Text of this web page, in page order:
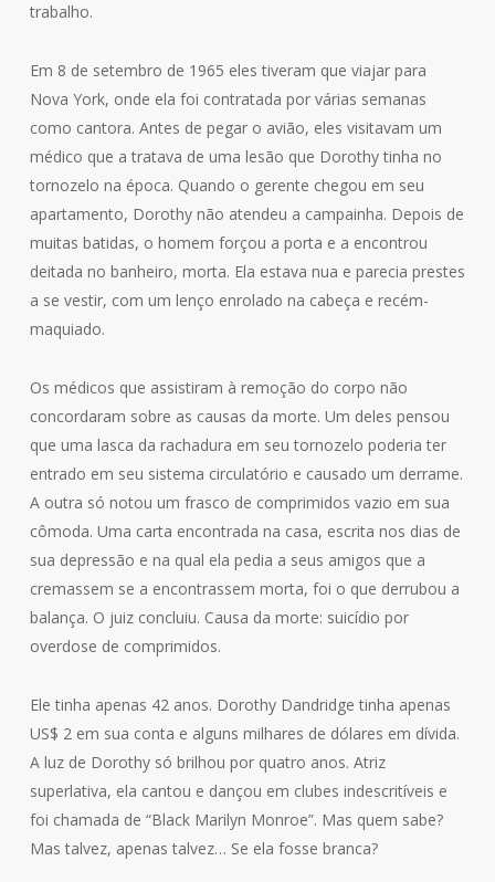
trabalho.
Em 8 de setembro de 1965 eles tiveram que viajar para
Nova York, onde ela foi contratada por várias semanas
como cantora. Antes de pegar o avião, eles visitavam um
médico que a tratava de uma lesão que Dorothy tinha no
tornozelo na época. Quando o gerente chegou em seu
apartamento, Dorothy não atendeu a campainha. Depois de
muitas batidas, o homem forçou a porta e a encontrou
deitada no banheiro, morta. Ela estava nua e parecia prestes
a se vestir, com um lenço enrolado na cabeça e recém-
maquiado.
Os médicos que assistiram à remoção do corpo não
concordaram sobre as causas da morte. Um deles pensou
que uma lasca da rachadura em seu tornozelo poderia ter
entrado em seu sistema circulatório e causado um derrame.
A outra só notou um frasco de comprimidos vazio em sua
cômoda. Uma carta encontrada na casa, escrita nos dias de
sua depressão e na qual ela pedia a seus amigos que a
cremassem se a encontrassem morta, foi o que derrubou a
balança. O juiz concluiu. Causa da morte: suicídio por
overdose de comprimidos.
Ele tinha apenas 42 anos. Dorothy Dandridge tinha apenas
US$ 2 em sua conta e alguns milhares de dólares em dívida.
A luz de Dorothy só brilhou por quatro anos. Atriz
superlativa, ela cantou e dançou em clubes indescritíveis e
foi chamada de “Black Marilyn Monroe”. Mas quem sabe?
Mas talvez, apenas talvez… Se ela fosse branca?